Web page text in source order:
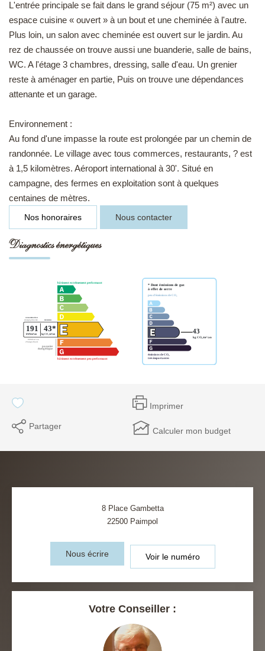
L'entrée principale se fait dans le grand séjour (75 m²) avec un
espace cuisine « ouvert » à un bout et une cheminée à l'autre.
Plus loin, un salon avec cheminée est ouvert sur le jardin. Au
rez de chaussée on trouve aussi une buanderie, salle de bains,
WC. A l'étage 3 chambres, dressing, salle d'eau. Un grenier
reste à aménager en partie, Puis on trouve une dépendances
attenante et un garage.
Environnement :
Au fond d'une impasse la route est prolongée par un chemin de
randonnée. Le village avec tous commerces, restaurants, ? est
à 1,5 kilomètres. Aéroport international à 30'. Situé en
campagne, des fermes en exploitation sont à quelques
centaines de mètres.
Nos honoraires Nous contacter
Diagnostics énergétiques
Imprimer
Partager Calculer mon budget
8 Place Gambetta
22500 Paimpol
Nous écrire Voir le numéro
Votre Conseiller :